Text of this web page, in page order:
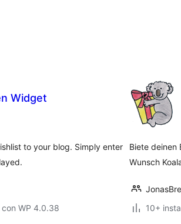
Widget
to your blog. Simply enter
WP 4.0.38
Biete deinen
Wunsch
10+